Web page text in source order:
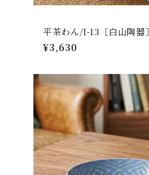
平茶わん/I-13［白山陶器］
通
価
格
¥3,630